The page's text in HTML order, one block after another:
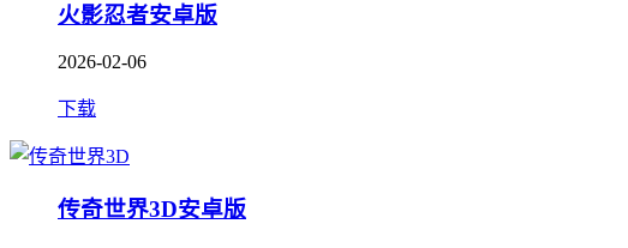
火影忍者安卓版
2026-02-06
下载
传奇世界3D安卓版